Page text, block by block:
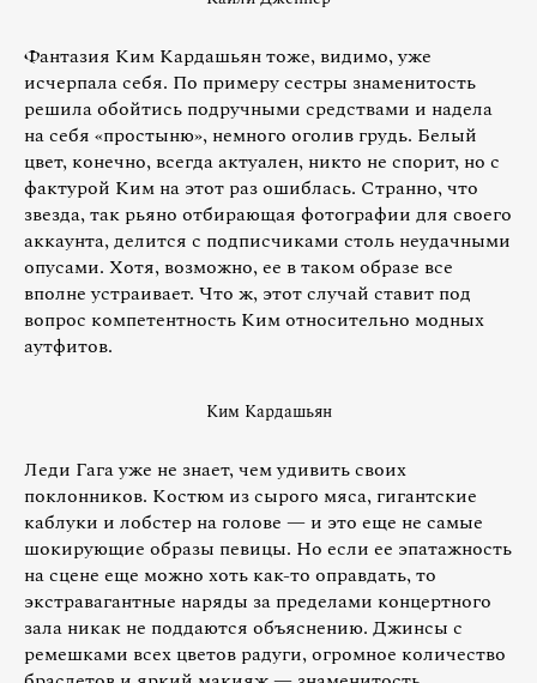
Фантазия Ким Кардашьян тоже, видимо, уже
исчерпала себя. По примеру сестры знаменитость
решила обойтись подручными средствами и надела
на себя «простыню», немного оголив грудь. Белый
цвет, конечно, всегда актуален, никто не спорит, но с
фактурой Ким на этот раз ошиблась. Странно, что
звезда, так рьяно отбирающая фотографии для своего
аккаунта, делится с подписчиками столь неудачными
опусами. Хотя, возможно, ее в таком образе все
вполне устраивает. Что ж, этот случай ставит под
вопрос компетентность Ким относительно модных
аутфитов.
Ким Кардашьян
Леди Гага уже не знает, чем удивить своих
поклонников. Костюм из сырого мяса, гигантские
каблуки и лобстер на голове — и это еще не самые
шокирующие образы певицы. Но если ее эпатажность
на сцене еще можно хоть как-то оправдать, то
экстравагантные наряды за пределами концертного
зала никак не поддаются объяснению. Джинсы с
ремешками всех цветов радуги, огромное количество